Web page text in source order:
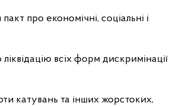
про економічні, соціальні і
ліквідацію всіх форм дискримінації
катувань та інших жорстоких,